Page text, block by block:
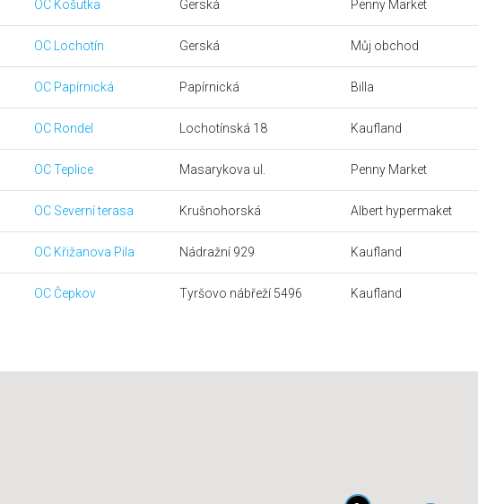
OC Košutka Gerská Penny Market
OC Lochotín Gerská Můj obchod
OC Papírnická Papírnická Billa
OC Rondel Lochotínská 18 Kaufland
OC Teplice Masarykova ul. Penny Market
OC Severní terasa Krušnohorská Albert hypermaket
OC Křižanova Pila Nádražní 929 Kaufland
OC Čepkov Tyršovo nábřeží 5496 Kaufland